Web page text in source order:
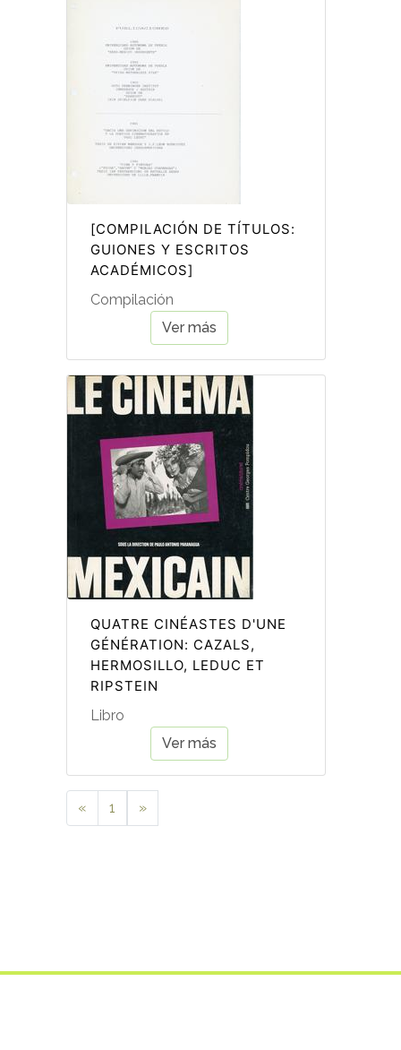
[COMPILACIÓN DE TÍTULOS:
GUIONES Y ESCRITOS
ACADÉMICOS]
Compilación
Ver más
QUATRE CINÉASTES D'UNE
GÉNÉRATION: CAZALS,
HERMOSILLO, LEDUC ET
RIPSTEIN
Libro
Ver más
« 1 »